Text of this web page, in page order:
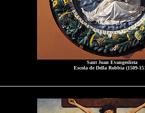
Sant Joan Evangeslista
Escola de Della Robbia (1509-